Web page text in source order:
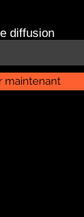
diffusion
maintenant